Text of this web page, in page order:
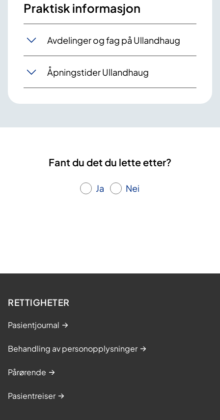
Praktisk informasjon
Avdelinger og fag på Ullandhaug
Åpningstider Ullandhaug
Fant du det du lette etter?
Ja Nei
RETTIGHETER
Pasientjournal
Behandling av personopplysninger
Pårørende
Pasientreiser